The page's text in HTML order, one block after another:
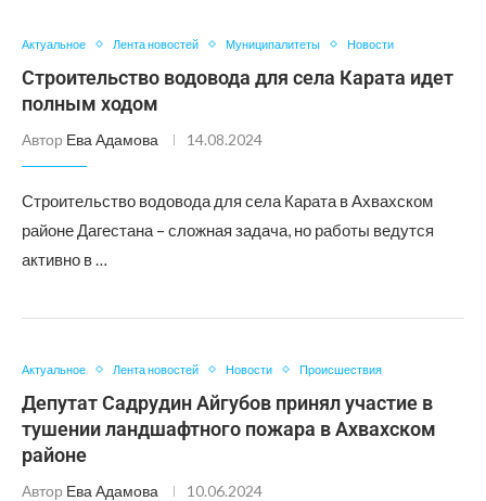
Актуальное Лента новостей Муниципалитеты Новости
Строительство водовода для села Карата идет
полным ходом
Автор Ева Адамова 14.08.2024
Строительство водовода для села Карата в Ахвахском
районе Дагестана – сложная задача, но работы ведутся
активно в …
Актуальное Лента новостей Новости Происшествия
Депутат Садрудин Айгубов принял участие в
тушении ландшафтного пожара в Ахвахском
районе
Автор Ева Адамова 10.06.2024